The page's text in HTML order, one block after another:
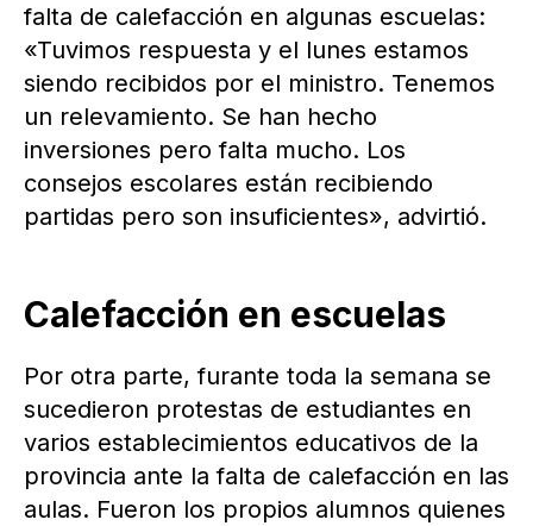
falta de calefacción en algunas escuelas:
«Tuvimos respuesta y el lunes estamos
siendo recibidos por el ministro. Tenemos
un relevamiento. Se han hecho
inversiones pero falta mucho. Los
consejos escolares están recibiendo
partidas pero son insuficientes», advirtió.
Calefacción en escuelas
Por otra parte, furante toda la semana se
sucedieron protestas de estudiantes en
varios establecimientos educativos de la
provincia ante la falta de calefacción en las
aulas. Fueron los propios alumnos quienes